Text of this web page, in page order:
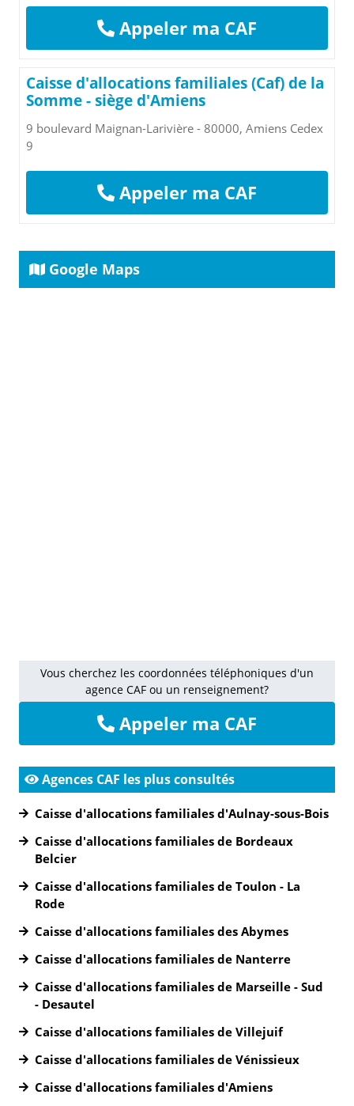
Appeler ma CAF
Caisse d'allocations familiales (Caf) de la
Somme - siège d'Amiens
9 boulevard Maignan-Larivière - 80000, Amiens Cedex
9
Appeler ma CAF
Google Maps
Vous cherchez les coordonnées téléphoniques d'un
agence CAF ou un renseignement?
Appeler ma CAF
Agences CAF les plus consultés
Caisse d'allocations familiales d'Aulnay-sous-Bois
Caisse d'allocations familiales de Bordeaux
Belcier
Caisse d'allocations familiales de Toulon - La
Rode
Caisse d'allocations familiales des Abymes
Caisse d'allocations familiales de Nanterre
Caisse d'allocations familiales de Marseille - Sud
- Desautel
Caisse d'allocations familiales de Villejuif
Caisse d'allocations familiales de Vénissieux
Caisse d'allocations familiales d'Amiens